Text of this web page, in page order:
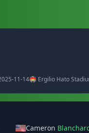
11-14🏟️ Ergilio Hato
Cameron